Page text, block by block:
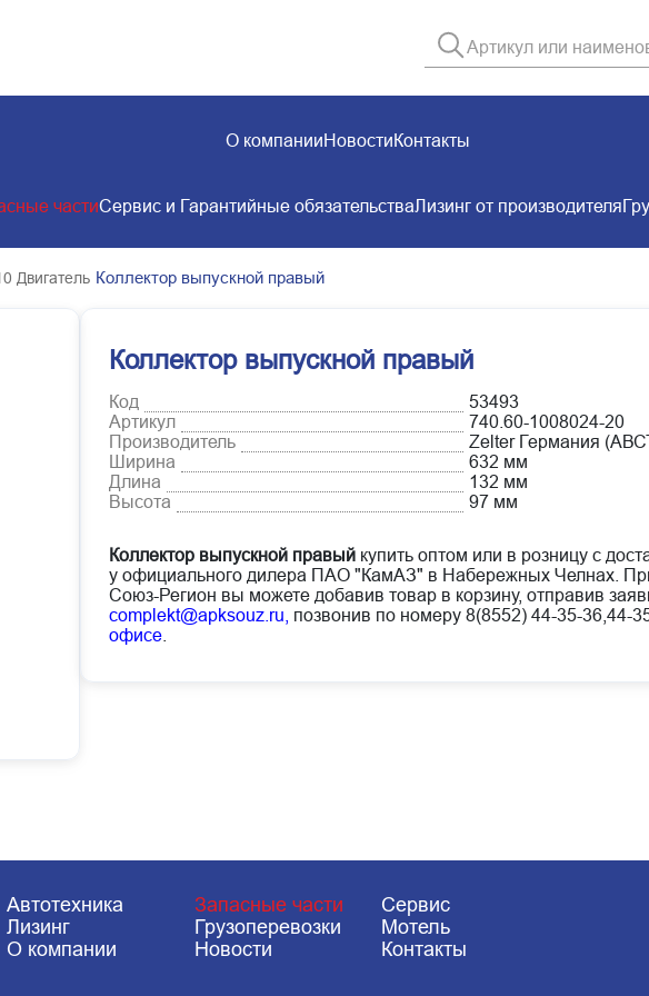
О компанииНовостиКонтакты
частиСервис и Гарантийные обязательстваЛизинг от производителя
Двигатель Коллектор выпускной правый
Коллектор выпускной правый
Код
53493
Артикул
740.60-1008024-20
Производитель
Zelter Германия
Ширина
632 мм
Длина
132 мм
Высота
97 мм
Коллектор выпускной правый купить оптом или в розницу с
у официального дилера ПАО "КамАЗ" в Набережных Челнах.
Союз-Регион вы можете добавив товар в корзину, отправив
complekt@apksouz.ru, позвонив по номеру 8(8552) 44-35-36,44-
офисе
Автотехника Запасные части
Сервис
Лизинг
Грузоперевозки
Мотель
О компании
Новости Контакты